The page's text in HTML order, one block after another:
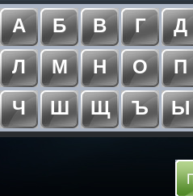
А
Б В Г Д
Л
М Н О П
Ч
Ш Щ Ъ Ы